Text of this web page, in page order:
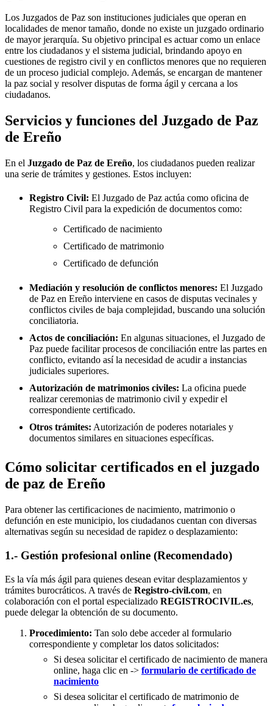
Los Juzgados de Paz son instituciones judiciales que operan en
localidades de menor tamaño, donde no existe un juzgado ordinario
de mayor jerarquía. Su objetivo principal es actuar como un enlace
entre los ciudadanos y el sistema judicial, brindando apoyo en
cuestiones de registro civil y en conflictos menores que no requieren
de un proceso judicial complejo. Además, se encargan de mantener
la paz social y resolver disputas de forma ágil y cercana a los
ciudadanos.
Servicios y funciones del Juzgado de Paz
de Ereño
En el Juzgado de Paz de Ereño, los ciudadanos pueden realizar
una serie de trámites y gestiones. Estos incluyen:
Registro Civil: El Juzgado de Paz actúa como oficina de
Registro Civil para la expedición de documentos como:
Certificado de nacimiento
Certificado de matrimonio
Certificado de defunción
Mediación y resolución de conflictos menores: El Juzgado
de Paz en Ereño interviene en casos de disputas vecinales y
conflictos civiles de baja complejidad, buscando una solución
conciliatoria.
Actos de conciliación: En algunas situaciones, el Juzgado de
Paz puede facilitar procesos de conciliación entre las partes en
conflicto, evitando así la necesidad de acudir a instancias
judiciales superiores.
Autorización de matrimonios civiles: La oficina puede
realizar ceremonias de matrimonio civil y expedir el
correspondiente certificado.
Otros trámites: Autorización de poderes notariales y
documentos similares en situaciones específicas.
Cómo solicitar certificados en el juzgado
de paz de Ereño
Para obtener las certificaciones de nacimiento, matrimonio o
defunción en este municipio, los ciudadanos cuentan con diversas
alternativas según su necesidad de rapidez o desplazamiento:
1.- Gestión profesional online (Recomendado)
Es la vía más ágil para quienes desean evitar desplazamientos y
trámites burocráticos. A través de Registro-civil.com, en
colaboración con el portal especializado REGISTROCIVIL.es,
puede delegar la obtención de su documento.
Procedimiento: Tan solo debe acceder al formulario
correspondiente y completar los datos solicitados:
Si desea solicitar el certificado de nacimiento de manera
online, haga clic en -> formulario de certificado de
nacimiento
Si desea solicitar el certificado de matrimonio de